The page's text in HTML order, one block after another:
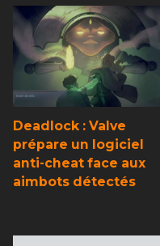
Deadlock : Valve
prépare un logiciel
anti-cheat face aux
aimbots détectés